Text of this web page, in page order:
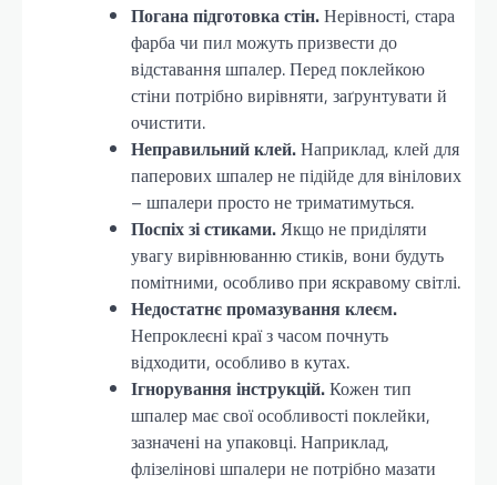
Погана підготовка стін.Нерівності, стара
фарба чи пил можуть призвести до
відставання шпалер. Перед поклейкою
стіни потрібно вирівняти, заґрунтувати й
очистити.
Неправильний клей.Наприклад, клей для
паперових шпалер не підійде для вінілових
– шпалери просто не триматимуться.
Поспіх зі стиками.Якщо не приділяти
увагу вирівнюванню стиків, вони будуть
помітними, особливо при яскравому світлі.
Недостатнє промазування клеєм.
Непроклеєні краї з часом почнуть
відходити, особливо в кутах.
Ігнорування інструкцій.Кожен тип
шпалер має свої особливості поклейки,
зазначені на упаковці. Наприклад,
флізелінові шпалери не потрібно мазати